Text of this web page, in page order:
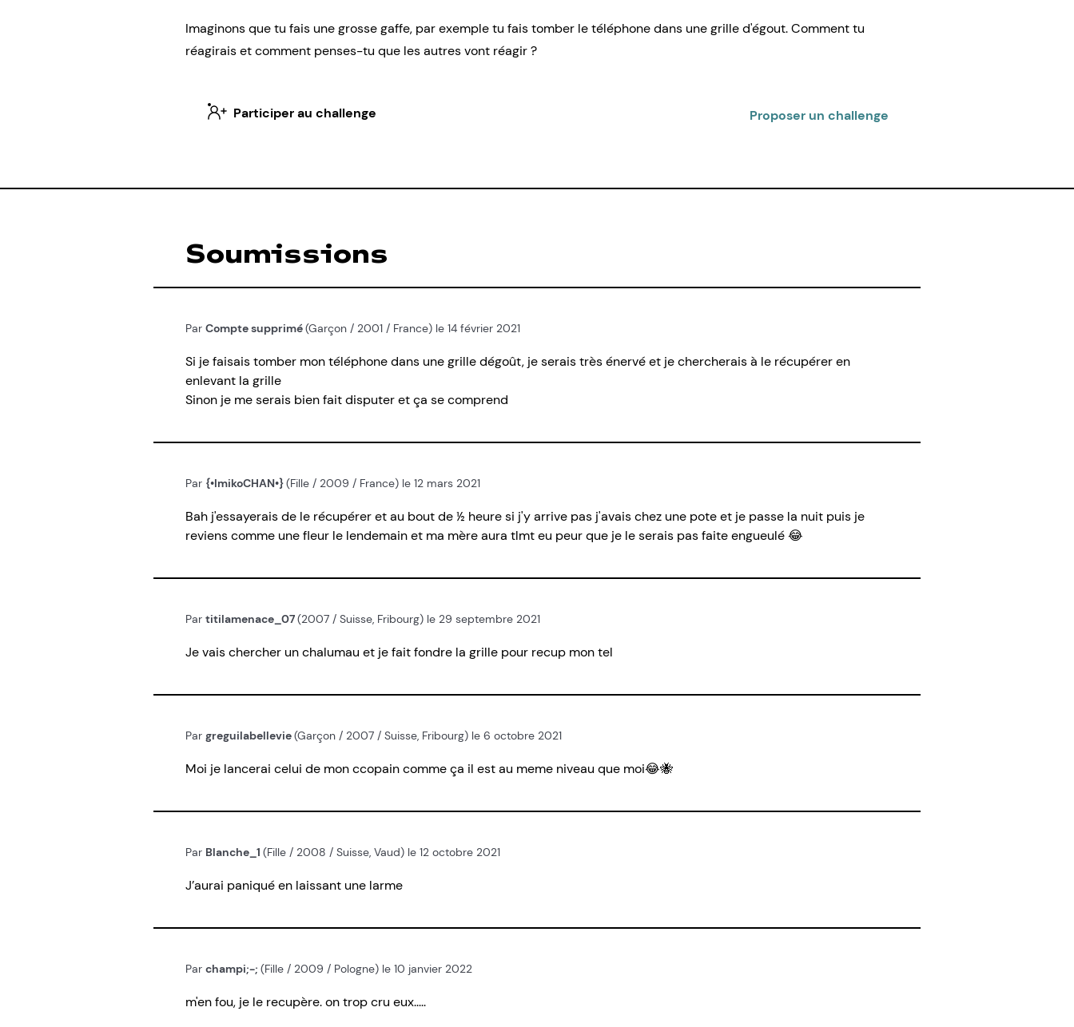
Imaginons que tu fais une grosse gaffe, par exemple tu fais tomber le téléphone dans une grille d'égout. Comment tu
réagirais et comment penses-tu que les autres vont réagir ?
Participer au challenge Proposer un challenge
Soumissions
Par Compte supprimé(Garçon / 2001 / France) le 14 février 2021
Si je faisais tomber mon téléphone dans une grille dégoût, je serais très énervé et je chercherais à le récupérer en
enlevant la grille
Sinon je me serais bien fait disputer et ça se comprend
Par {•ImikoCHAN•}(Fille / 2009 / France) le 12 mars 2021
Bah j'essayerais de le récupérer et au bout de ½ heure si j'y arrive pas j'avais chez une pote et je passe la nuit puis je
reviens comme une fleur le lendemain et ma mère aura tlmt eu peur que je le serais pas faite engueulé 😂
Par titilamenace_07(2007 / Suisse, Fribourg) le 29 septembre 2021
Je vais chercher un chalumau et je fait fondre la grille pour recup mon tel
Par greguilabellevie(Garçon / 2007 / Suisse, Fribourg) le 6 octobre 2021
Moi je lancerai celui de mon ccopain comme ça il est au meme niveau que moi😂🐝
Par Blanche_1 (Fille / 2008 / Suisse, Vaud) le 12 octobre 2021
J’aurai paniqué en laissant une larme
Par champi;-; (Fille / 2009 / Pologne) le 10 janvier 2022
m'en fou, je le recupère. on trop cru eux.....